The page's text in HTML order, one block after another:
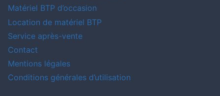
Matériel BTP d’occasion
Location de matériel BTP
Service après-vente
Contact
Mentions légales
Conditions générales d’utilisation